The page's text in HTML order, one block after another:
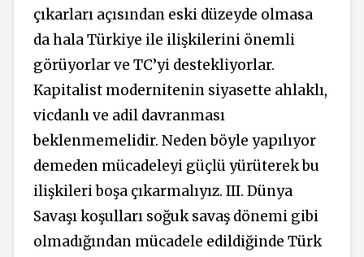
çıkarları açısından eski düzeyde olmasa
da hala Türkiye ile ilişkilerini önemli
görüyorlar ve TC’yi destekliyorlar.
Kapitalist modernitenin siyasette ahlaklı,
vicdanlı ve adil davranması
beklenmemelidir. Neden böyle yapılıyor
demeden mücadeleyi güçlü yürüterek bu
ilişkileri boşa çıkarmalıyız. III. Dünya
Savaşı koşulları soğuk savaş dönemi gibi
olmadığından mücadele edildiğinde Türk